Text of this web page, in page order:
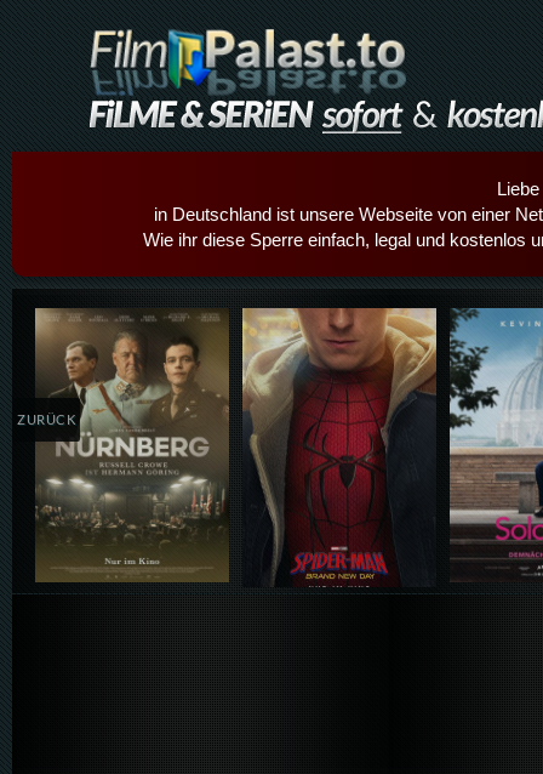
in Deutschland ist unsere Webseite von einer
Wie ihr diese Sperre einfach, legal und kostenlos
Details,Play Details,Play
ZURÜCK